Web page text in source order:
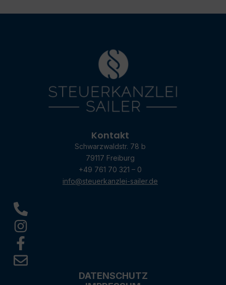
Kontakt
Schwarzwaldstr. 78 b
79117 Freiburg
+49 761 70 321 – 0
info@steuerkanzlei-sailer.de
DATENSCHUTZ